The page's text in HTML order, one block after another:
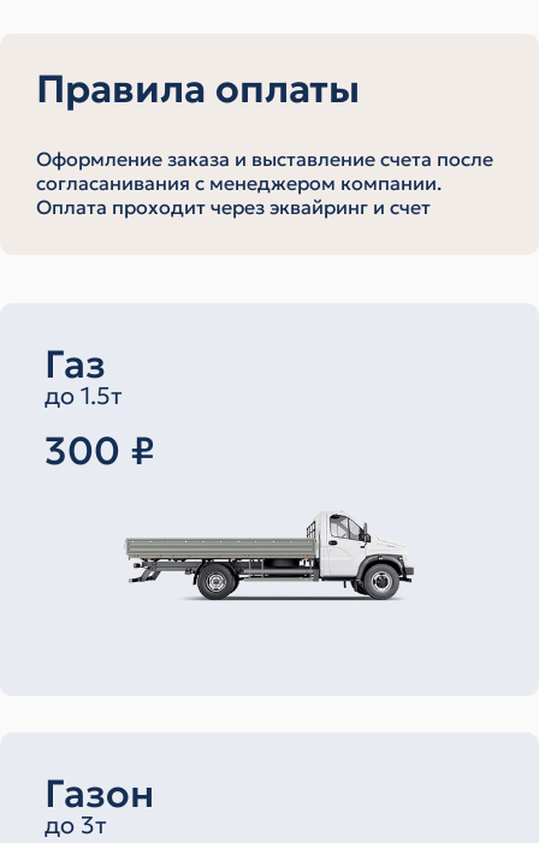
Правила оплаты
Оформление заказа и выставление счета после
согласанивания с менеджером компании.
Оплата проходит через эквайринг и счет
Газ
до 1.5т
300 ₽
Газон
до 3т